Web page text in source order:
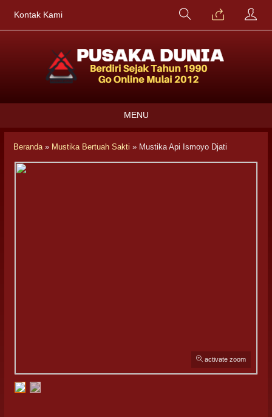
Kontak Kami
MENU
Beranda» Mustika Bertuah Sakti » Mustika Api Ismoyo Djati
activate zoom